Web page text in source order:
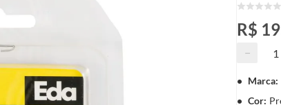
R$
−
Marca:
Cor: